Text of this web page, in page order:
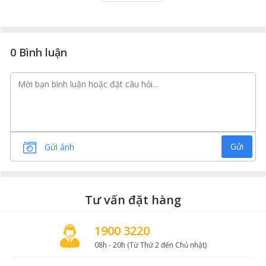
nguồn thịt chắc khỏe, giàu dưỡng chất mà còn tạo ra
0 Bình luận
Gửi ảnh Gửi
Tư vấn đặt hàng
1900 3220
08h - 20h (Từ Thứ 2 đến Chủ nhật)